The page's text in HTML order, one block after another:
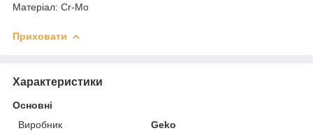
Матеріал: Cr-Mo
Приховати
Характеристики
Основні
Виробник
Geko